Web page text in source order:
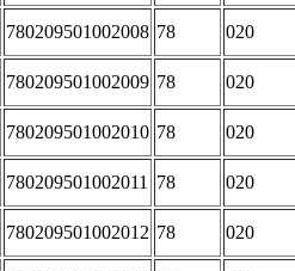
780209501002008 78 020
780209501002009 78 020
780209501002010 78 020
780209501002011 78 020
780209501002012 78 020